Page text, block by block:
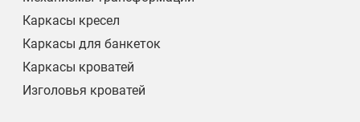
Каркасы кресел
Каркасы для банкеток
Каркасы кроватей
Изголовья кроватей